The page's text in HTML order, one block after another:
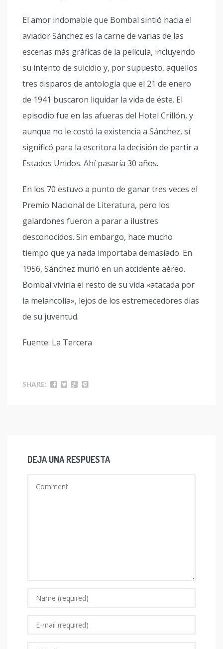
El amor indomable que Bombal sintió hacia el
aviador Sánchez es la carne de varias de las
escenas más gráficas de la película, incluyendo
su intento de suicidio y, por supuesto, aquellos
tres disparos de antología que el 21 de enero
de 1941 buscaron liquidar la vida de éste. El
episodio fue en las afueras del Hotel Crillón, y
aunque no le costó la existencia a Sánchez, sí
significó para la escritora la decisión de partir a
Estados Unidos. Ahí pasaría 30 años.
En los 70 estuvo a punto de ganar tres veces el
Premio Nacional de Literatura, pero los
galardones fueron a parar a ilustres
desconocidos. Sin embargo, hace mucho
tiempo que ya nada importaba demasiado. En
1956, Sánchez murió en un accidente aéreo.
Bombal viviría el resto de su vida «atacada por
la melancolía», lejos de los estremecedores días
de su juventud.
Fuente: La Tercera
SHARE:
DEJA UNA RESPUESTA